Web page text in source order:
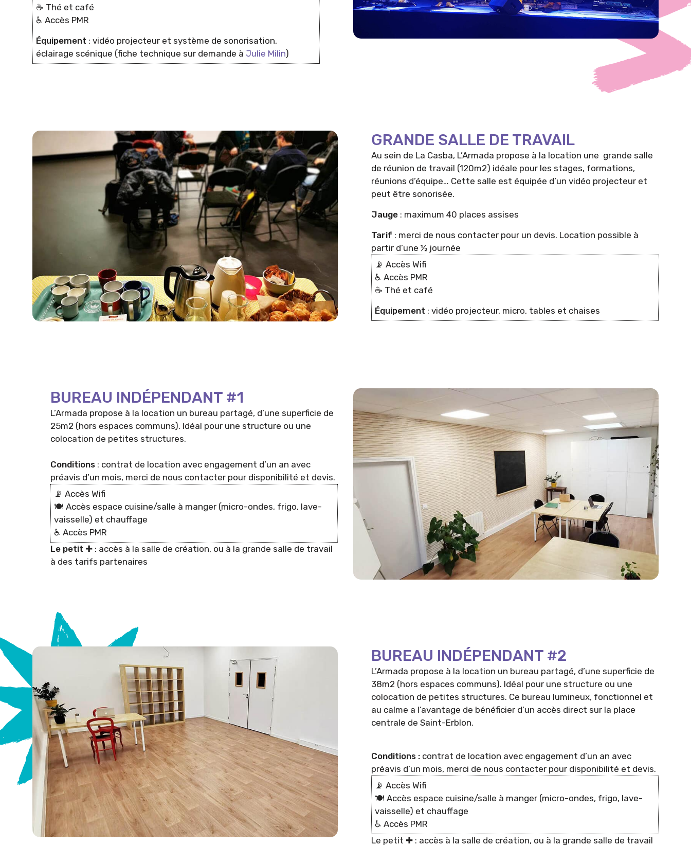
☕️ Thé et café
♿️ Accès PMR
Équipement : vidéo projecteur et système de sonorisation,
éclairage scénique (fiche technique sur demande à Julie Milin)
GRANDE SALLE DE TRAVAIL
Au sein de La Casba, L’Armada propose à la location une grande salle
de réunion de travail (120m2) idéale pour les stages, formations,
réunions d’équipe… Cette salle est équipée d’un vidéo projecteur et
peut être sonorisée.
Jauge: maximum 40 places assises
Tarif : merci de nous contacter pour un devis. Location possible à
partir d’une ½ journée
📡 Accès Wifi
♿️ Accès PMR
☕️ Thé et café
Équipement : vidéo projecteur, micro, tables et chaises
BUREAU INDÉPENDANT #1
L’Armada propose à la location un bureau partagé, d’une superficie de
25m2 (hors espaces communs). Idéal pour une structure ou une
colocation de petites structures.
Conditions: contrat de location avec engagement d’un an avec
préavis d’un mois, merci de nous contacter pour disponibilité et devis.
📡 Accès Wifi
🍽 Accès espace cuisine/salle à manger (micro-ondes, frigo, lave-
vaisselle) et chauffage
♿️ Accès PMR
Le petit ✚: accès à la salle de création, ou à la grande salle de travail
à des tarifs partenaires
BUREAU INDÉPENDANT #2
L’Armada propose à la location un bureau partagé, d’une superficie de
38m2 (hors espaces communs). Idéal pour une structure ou une
colocation de petites structures. Ce bureau lumineux, fonctionnel et
au calme a l’avantage de bénéficier d’un accès direct sur la place
centrale de Saint-Erblon.
Conditions :contrat de location avec engagement d’un an avec
préavis d’un mois, merci de nous contacter pour disponibilité et devis.
📡 Accès Wifi
🍽 Accès espace cuisine/salle à manger (micro-ondes, frigo, lave-
vaisselle) et chauffage
♿️ Accès PMR
Le petit ✚ : accès à la salle de création, ou à la grande salle de travail